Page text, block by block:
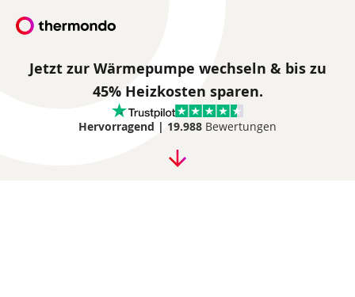
Jetzt zur Wärmepumpe wechseln & bis zu
45% Heizkosten sparen.
Hervorragend | 19.988 Bewertungen